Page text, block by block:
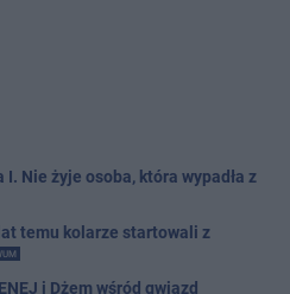
Nie żyje osoba, która wypadła z
temu kolarze startowali z
i Dżem wśród gwiazd